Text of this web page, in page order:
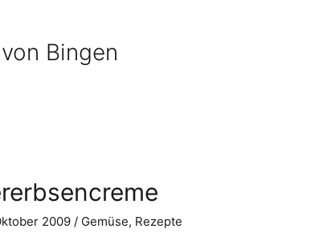
Bingen
2009 / Gemüse, Rezepte